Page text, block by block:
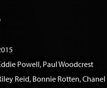
Powell, Paul Woodcrest
Reid, Bonnie Rotten,